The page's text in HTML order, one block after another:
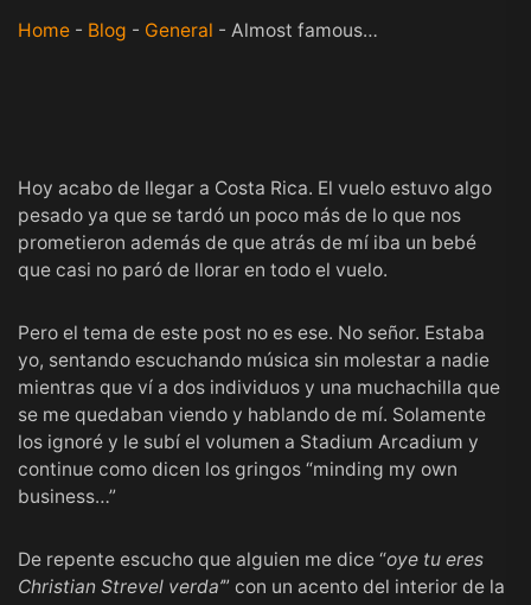
Home - Blog - General - Almost famous…
Hoy acabo de llegar a Costa Rica. El vuelo estuvo algo
pesado ya que se tardó un poco más de lo que nos
prometieron además de que atrás de mí iba un bebé
que casi no paró de llorar en todo el vuelo.
Pero el tema de este post no es ese. No señor. Estaba
yo, sentando escuchando música sin molestar a nadie
mientras que ví a dos individuos y una muchachilla que
se me quedaban viendo y hablando de mí. Solamente
los ignoré y le subí el volumen a Stadium Arcadium y
continue como dicen los gringos “minding my own
business…”
De repente escucho que alguien me dice “oye tu eres
Christian Strevel verda’” con un acento del interior de la